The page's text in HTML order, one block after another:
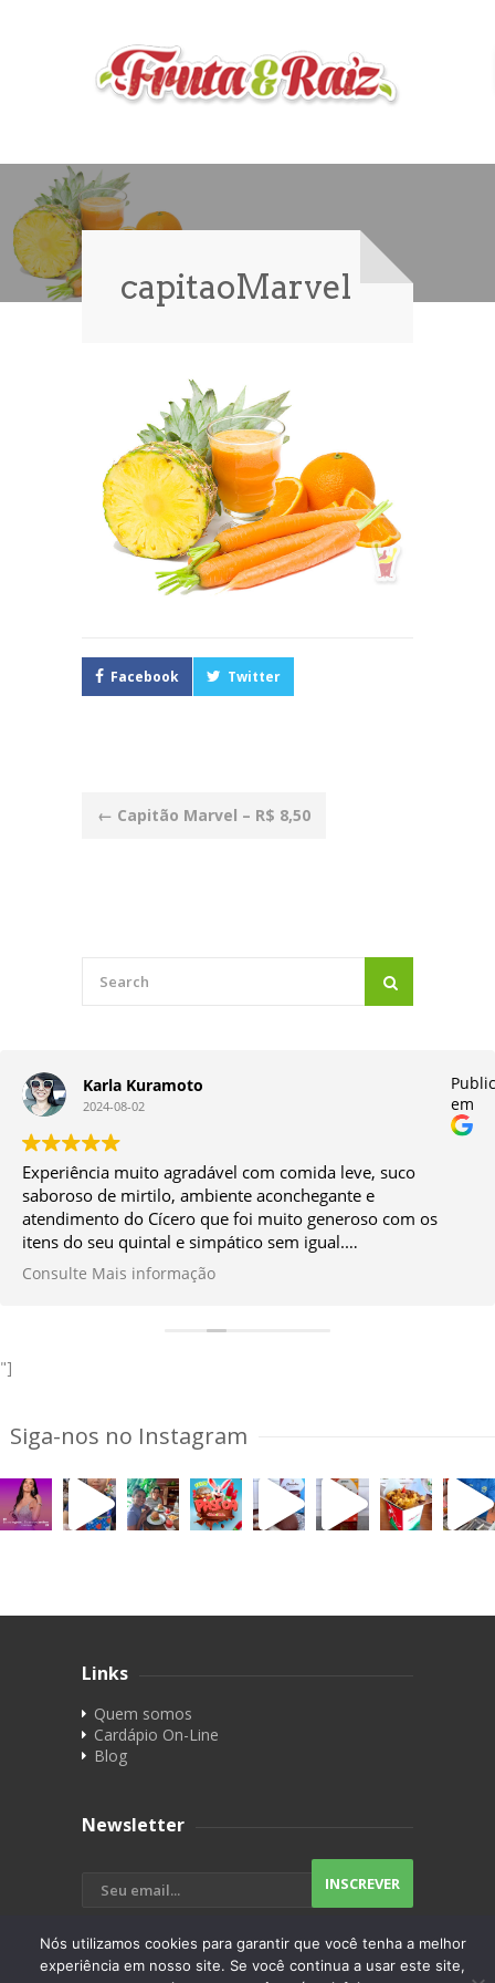
capitaoMarvel
Facebook Twitter
Post
← Capitão Marvel – R$ 8,50
em
Karla Kuramoto
2024-08-02
Experiência muito agradável com comida leve, suco
saboroso de mirtilo, ambiente aconchegante e
atendimento do Cícero que foi muito generoso com os
itens do seu quintal e simpático sem igual.
Vale muito a ida!
*Façam a reserva antes.
Consulte Mais informação
"]
Siga-nos no Instagram
Links
Quem somos
Cardápio On-Line
Blog
Newsletter
Nós utilizamos cookies para garantir que você tenha a melhor
experiência em nosso site. Se você continua a usar este site,